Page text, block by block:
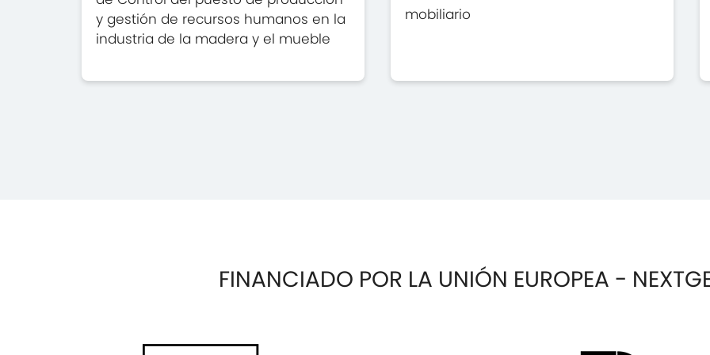
y gestión de recursos humanos en la
industria de la madera y el mueble
mobiliario
FINANCIADO POR LA UNIÓN EUROPEA -